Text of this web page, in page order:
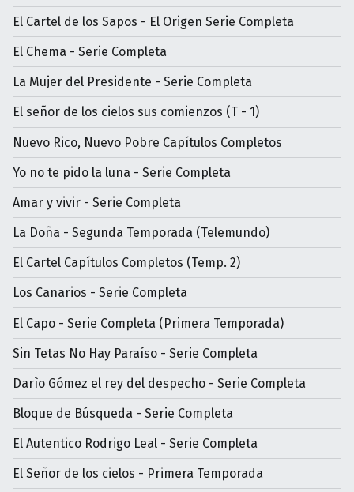
El Cartel de los Sapos - El Origen Serie Completa
El Chema - Serie Completa
La Mujer del Presidente - Serie Completa
El señor de los cielos sus comienzos (T - 1)
Nuevo Rico, Nuevo Pobre Capítulos Completos
Yo no te pido la luna - Serie Completa
Amar y vivir - Serie Completa
La Doña - Segunda Temporada (Telemundo)
El Cartel Capítulos Completos (Temp. 2)
Los Canarios - Serie Completa
El Capo - Serie Completa (Primera Temporada)
Sin Tetas No Hay Paraíso - Serie Completa
Darìo Gómez el rey del despecho - Serie Completa
Bloque de Búsqueda - Serie Completa
El Autentico Rodrigo Leal - Serie Completa
El Señor de los cielos - Primera Temporada